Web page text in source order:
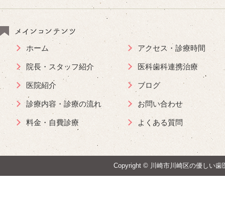
メインコンテンツ
ホーム
院長・スタッフ紹介
医院紹介
診療内容・診療の流れ
料金・自費診療
アクセス・診療時間
医科歯科連携治療
ブログ
お問い合わせ
よくある質問
Copyright © 川崎市川崎区の優しい